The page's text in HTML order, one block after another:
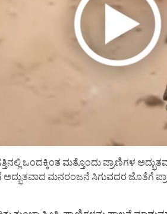
ಒಂದಕ್ಕಿಂತ ಮತ್ತೊಂದು ಪ್ರಾಣಿಗಳ
ಮನರಂಜನೆ ಸಿಗುವದರ ಜೊತೆಗೆ